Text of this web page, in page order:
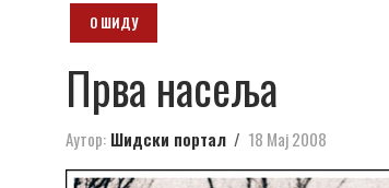
О ШИДУ
Прва насеља
Аутор: Шидски портал 18 Мај 2008